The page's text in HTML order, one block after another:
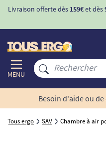
Livraison offerte dès 159€et dès
MENU
Besoin d'aide ou de
Tous ergo SAV Chambre à air